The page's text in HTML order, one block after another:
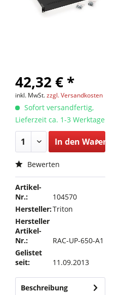
42,32 € *
inkl. MwSt.zzgl. Versandkosten
Sofort versandfertig,
Lieferzeit ca. 1-3 Werktage
In den Warenkorb
Bewerten
Artikel-
Nr.:
104570
Hersteller:Triton
Hersteller
Artikel-
Nr.:
RAC-UP-650-A1
Gelistet
seit:
11.09.2013
Beschreibung